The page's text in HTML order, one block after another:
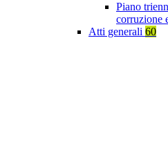
Piano
corruzione
Atti generali 60